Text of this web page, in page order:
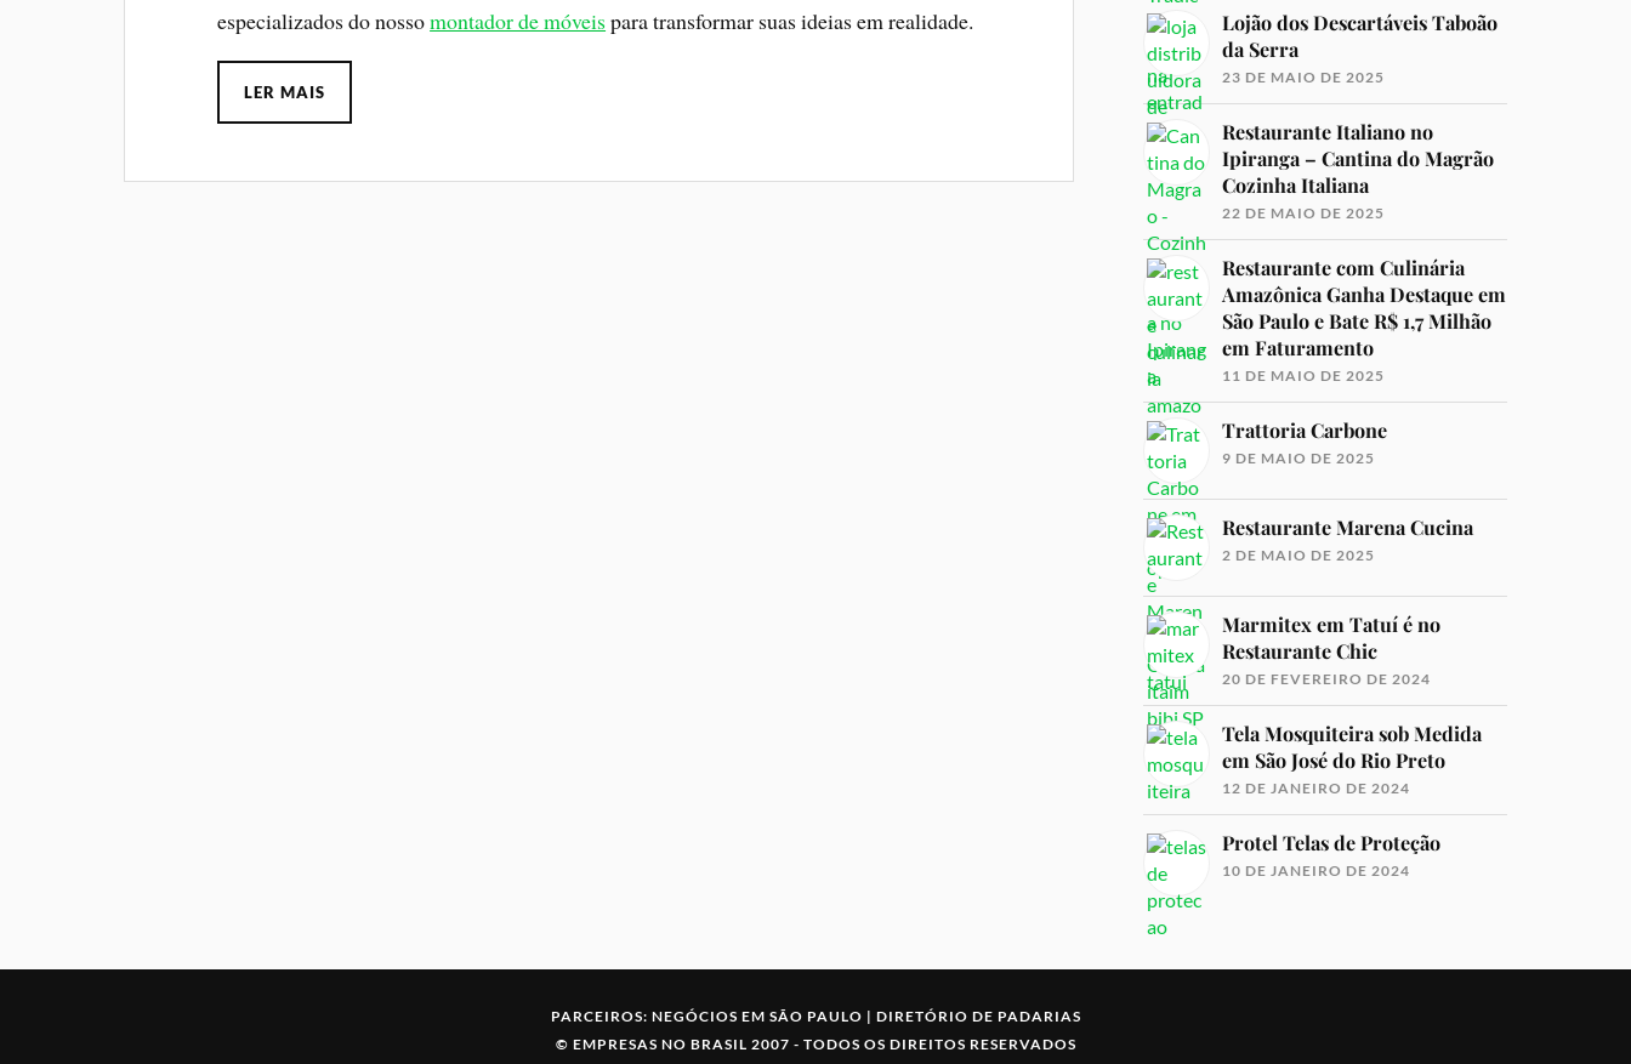
especializados do nossomontador de móveispara transformar suas ideias em realidade.
LER MAIS
Lojão dos Descartáveis Taboão
da Serra
23 DE MAIO DE 2025
Restaurante Italiano no
Ipiranga – Cantina do Magrão
Cozinha Italiana
22 DE MAIO DE 2025
Restaurante com Culinária
Amazônica Ganha Destaque em
São Paulo e Bate R$ 1,7 Milhão
em Faturamento
11 DE MAIO DE 2025
Trattoria Carbone
9 DE MAIO DE 2025
Restaurante Marena Cucina
2 DE MAIO DE 2025
Marmitex em Tatuí é no
Restaurante Chic
20 DE FEVEREIRO DE 2024
Tela Mosquiteira sob Medida
em São José do Rio Preto
12 DE JANEIRO DE 2024
Protel Telas de Proteção
10 DE JANEIRO DE 2024
PARCEIROS: NEGÓCIOS EM SÃO PAULO | DIRETÓRIO DE PADARIAS
© EMPRESAS NO BRASIL 2007 - TODOS OS DIREITOS RESERVADOS